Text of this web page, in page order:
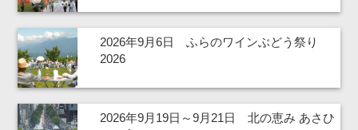
2026年9月6日 ふらのワインぶどう祭り
2026
2026年9月19日～9月21日 北の恵み あさひ